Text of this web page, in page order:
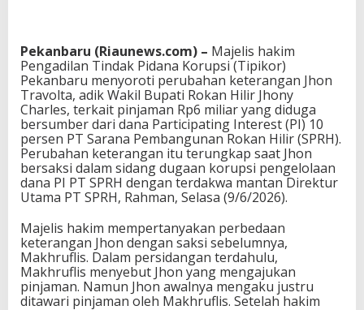
Pekanbaru (Riaunews.com) – Majelis hakim
Pengadilan Tindak Pidana Korupsi (Tipikor)
Pekanbaru menyoroti perubahan keterangan Jhon
Travolta, adik Wakil Bupati Rokan Hilir Jhony
Charles, terkait pinjaman Rp6 miliar yang diduga
bersumber dari dana Participating Interest (PI) 10
persen PT Sarana Pembangunan Rokan Hilir (SPRH).
Perubahan keterangan itu terungkap saat Jhon
bersaksi dalam sidang dugaan korupsi pengelolaan
dana PI PT SPRH dengan terdakwa mantan Direktur
Utama PT SPRH, Rahman, Selasa (9/6/2026).
Majelis hakim mempertanyakan perbedaan
keterangan Jhon dengan saksi sebelumnya,
Makhruflis. Dalam persidangan terdahulu,
Makhruflis menyebut Jhon yang mengajukan
pinjaman. Namun Jhon awalnya mengaku justru
ditawari pinjaman oleh Makhruflis. Setelah hakim